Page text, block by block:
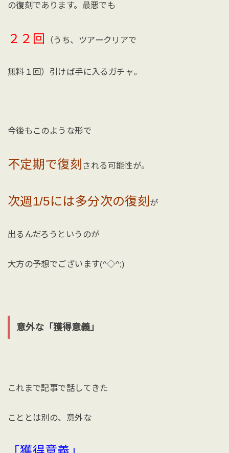
の復刻であります。最悪でも
２２回 （うち、ツアークリアで
無料１回）引けば手に入るガチャ。
今後もこのような形で
不定期で復刻 される可能性が。
次週1/5には多分次の復刻 が
出るんだろうというのが
大方の予想でございます(^◇^;)
意外な「獲得意義」
これまで記事で話してきた
こととは別の、意外な